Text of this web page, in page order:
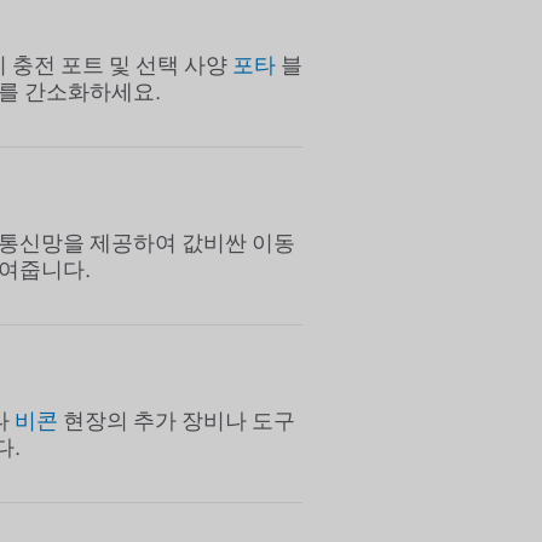
충전 포트 및 선택 사양 포타 블
간소화하세요.
신망을 제공하여 값비싼 이동
줍니다.
비콘 현장의 추가 장비나 도구
.